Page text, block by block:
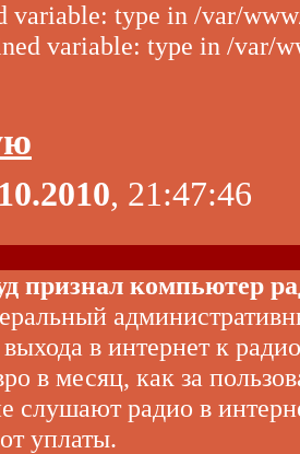
variable: type in /var/
variable: type in /var/
, 21:47:46
признал компьютер
в интернет к
в месяц, как за
слушают радио в
уплаты.